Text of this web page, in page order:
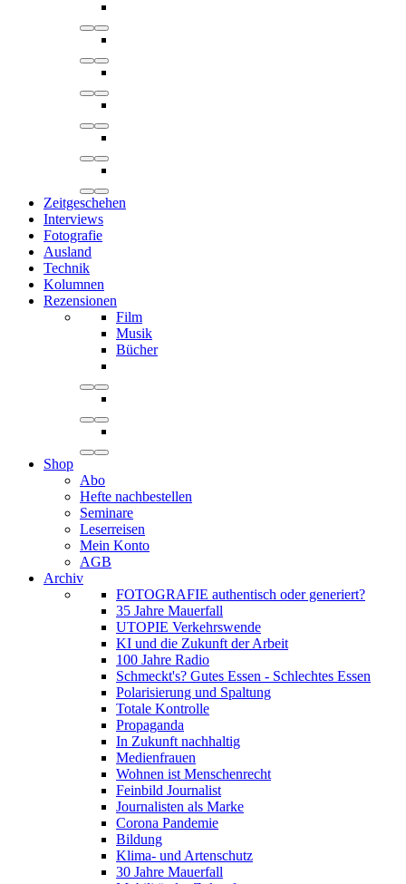
Zeitgeschehen
Interviews
Fotografie
Ausland
Technik
Kolumnen
Rezensionen
Film
Musik
Bücher
Shop
Abo
Hefte nachbestellen
Seminare
Leserreisen
Mein Konto
AGB
Archiv
FOTOGRAFIE authentisch oder generiert?
35 Jahre Mauerfall
UTOPIE Verkehrswende
KI und die Zukunft der Arbeit
100 Jahre Radio
Schmeckt's? Gutes Essen - Schlechtes Essen
Polarisierung und Spaltung
Totale Kontrolle
Propaganda
In Zukunft nachhaltig
Medienfrauen
Wohnen ist Menschenrecht
Feinbild Journalist
Journalisten als Marke
Corona Pandemie
Bildung
Klima- und Artenschutz
30 Jahre Mauerfall